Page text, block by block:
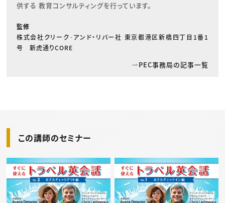
供する 教育コンサルティングを行っています。
監修
株式会社クリーク･アンド・リバー社 東京都港区新橋四丁目1番1
号 新虎通りCORE
PEC事務局の記事一覧
この講師のセミナー